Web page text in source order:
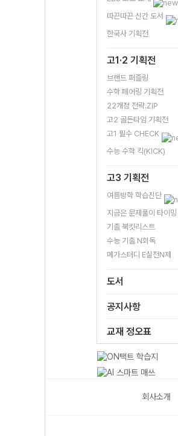
따끈따끈 신간 도서
한국사 기획전
고1·2 기획전
브랜드 퍼즐링
수학 페어링 기획전
22개정 전략.ZIP
고2 골든타임 기획전
고1 필수 CHECK
수능 수학 킥(KICK)
고3 기획전
여름방학 학습진단
지금은 문제풀이 타이밍
기출 북킷리스트
수능 기출 N회독
메가스터디 E실전N제
도서
공지사항
교재 정오표
개념원리 확률과
통계 (2026년용)
회사소개